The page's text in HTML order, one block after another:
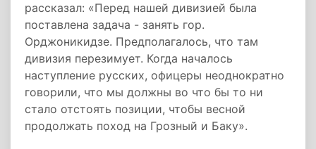
рассказал: «Перед нашей дивизией была
поставлена задача - занять гор.
Орджоникидзе. Предполагалось, что там
дивизия перезимует. Когда началось
наступление русских, офицеры неоднократно
говорили, что мы должны во что бы то ни
стало отстоять позиции, чтобы весной
продолжать поход на Грозный и Баку».